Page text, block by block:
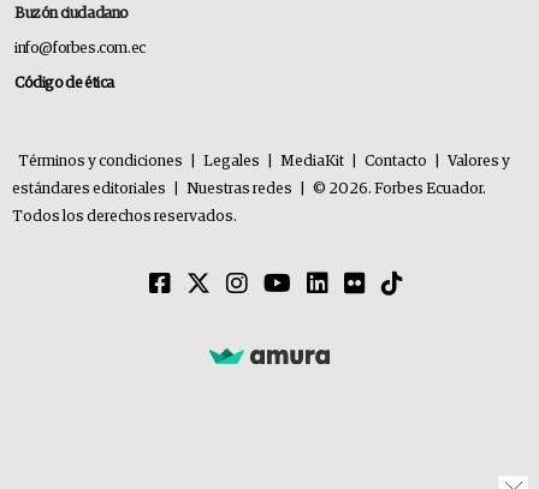
Buzón ciudadano
info@forbes.com.ec
Código de ética
Términos y condiciones Legales MediaKit Contacto
Valores y
estándares editoriales
Nuestras redes
© 2026. Forbes Ecuador.
Todos los derechos reservados.